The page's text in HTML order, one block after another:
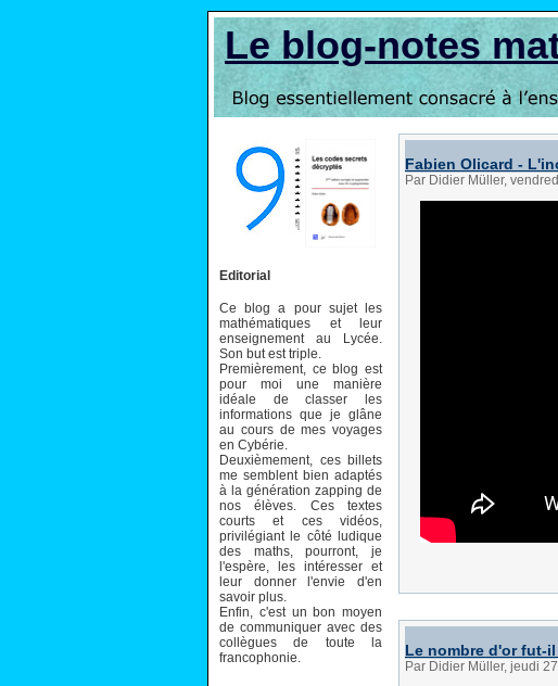
Le blog-notes
Editorial
Ce blog a pour sujet les
mathématiques et leur
enseignement au Lycée.
Son but est triple.
Premièrement, ce blog est
pour moi une manière
idéale de classer les
informations que je glâne
au cours de mes voyages
en Cybérie.
Deuxièmement, ces billets
me semblent bien adaptés
à la génération zapping de
nos élèves. Ces textes
courts et ces vidéos,
privilégiant le côté ludique
des maths, pourront, je
l'espère, les intéresser et
leur donner l'envie d'en
savoir plus.
Enfin, c'est un bon moyen
de communiquer avec des
collègues de toute la
francophonie.
Fabien Olicard -
Par Didier Müller,
Le nombre d'or fut-
Par Didier Müller, jeudi